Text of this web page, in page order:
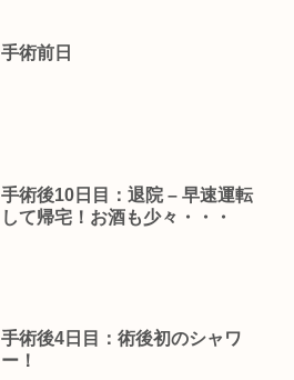
手術前日
手術後10日目：退院 – 早速運転
して帰宅！お酒も少々・・・
手術後4日目：術後初のシャワ
ー！